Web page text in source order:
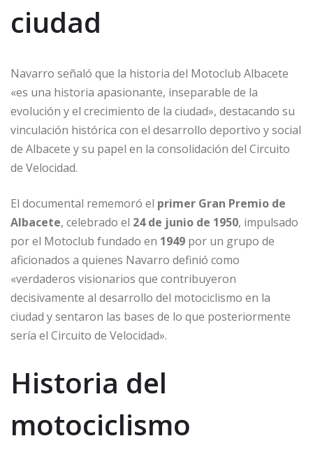
ciudad
Navarro señaló que la historia del Motoclub Albacete
«es una historia apasionante, inseparable de la
evolución y el crecimiento de la ciudad», destacando su
vinculación histórica con el desarrollo deportivo y social
de Albacete y su papel en la consolidación del Circuito
de Velocidad.
El documental rememoró el primer Gran Premio de
Albacete, celebrado el 24 de junio de 1950, impulsado
por el Motoclub fundado en 1949 por un grupo de
aficionados a quienes Navarro definió como
«verdaderos visionarios que contribuyeron
decisivamente al desarrollo del motociclismo en la
ciudad y sentaron las bases de lo que posteriormente
sería el Circuito de Velocidad».
Historia del
motociclismo